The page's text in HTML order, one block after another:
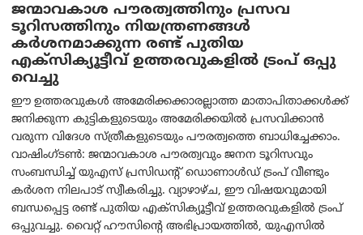
ജന്മാവകാശ പൗരത്വത്തിനും പ്രസവ
ടൂറിസത്തിനും നിയന്ത്രണങ്ങൾ
കർശനമാക്കുന്ന രണ്ട് പുതിയ
എക്സിക്യൂട്ടീവ് ഉത്തരവുകളിൽ ട്രംപ് ഒപ്പു
വെച്ചു
ഈ ഉത്തരവുകൾ അമേരിക്കക്കാരല്ലാത്ത മാതാപിതാക്കൾക്ക്
ജനിക്കുന്ന കുട്ടികളുടെയും അമേരിക്കയിൽ പ്രസവിക്കാൻ
വരുന്ന വിദേശ സ്ത്രീകളുടെയും പൗരത്വത്തെ ബാധിച്ചേക്കാം.
വാഷിംഗ്ടണ്‍: ജന്മാവകാശ പൗരത്വവും ജനന ടൂറിസവും
സംബന്ധിച്ച് യുഎസ് പ്രസിഡന്റ് ഡൊണാൾഡ് ട്രംപ് വീണ്ടും
കർശന നിലപാട് സ്വീകരിച്ചു. വ്യാഴാഴ്ച, ഈ വിഷയവുമായി
ബന്ധപ്പെട്ട രണ്ട് പുതിയ എക്സിക്യൂട്ടീവ് ഉത്തരവുകളിൽ ട്രംപ്
ഒപ്പുവച്ചു. വൈറ്റ് ഹൗസിന്റെ അഭിപ്രായത്തിൽ, യുഎസിൽ